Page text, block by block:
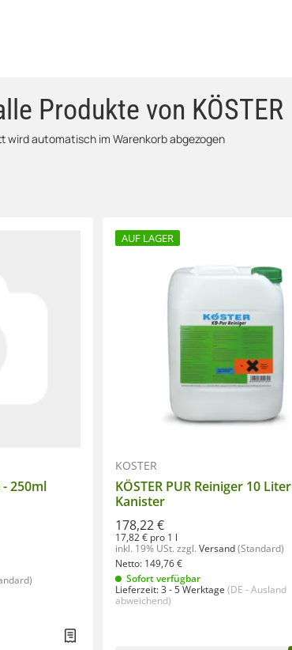
Produkte von KÖSTER
wird automatisch im Warenkorb abgezogen
- 250ml
AUF LAGER
KÖSTER
KÖSTER PUR Reiniger 10 Liter
Kanister
178,22 €
17,82 € pro 1 l
inkl. 19% USt. zzgl. Versand(Standard)
Netto: 149,76€
Sofort verfügbar
Lieferzeit:3 - 5 Werktage (DE - Ausland
abweichend)